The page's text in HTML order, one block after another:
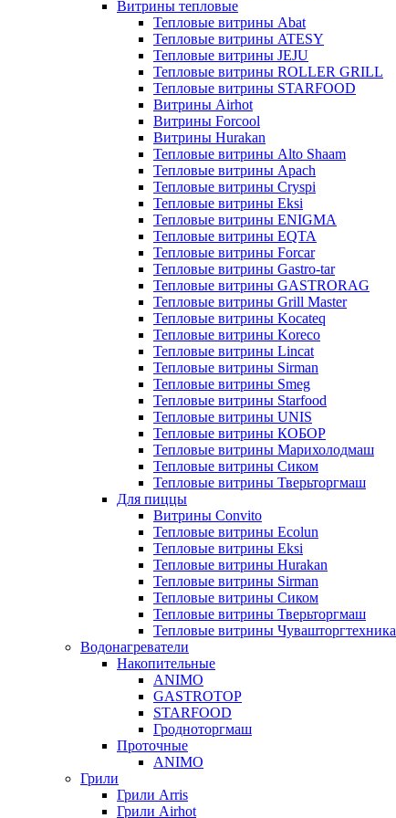
Витрины тепловые
Тепловые витрины Abat
Тепловые витрины ATESY
Тепловые витрины JEJU
Тепловые витрины ROLLER GRILL
Тепловые витрины STARFOOD
Витрины Airhot
Витрины Forcool
Витрины Hurakan
Тепловые витрины Alto Shaam
Тепловые витрины Apach
Тепловые витрины Cryspi
Тепловые витрины Eksi
Тепловые витрины ENIGMA
Тепловые витрины EQTA
Тепловые витрины Forcar
Тепловые витрины Gastro-tar
Тепловые витрины GASTRORAG
Тепловые витрины Grill Master
Тепловые витрины Kocateq
Тепловые витрины Koreco
Тепловые витрины Lincat
Тепловые витрины Sirman
Тепловые витрины Smeg
Тепловые витрины Starfood
Тепловые витрины UNIS
Тепловые витрины КОБОР
Тепловые витрины Марихолодмаш
Тепловые витрины Сиком
Тепловые витрины Тверьторгмаш
Для пиццы
Витрины Convito
Тепловые витрины Ecolun
Тепловые витрины Eksi
Тепловые витрины Hurakan
Тепловые витрины Sirman
Тепловые витрины Сиком
Тепловые витрины Тверьторгмаш
Тепловые витрины Чувашторгтехника
Водонагреватели
Накопительные
ANIMO
GASTROTOP
STARFOOD
Гродноторгмаш
Проточные
ANIMO
Грили
Грили Arris
Грили Airhot